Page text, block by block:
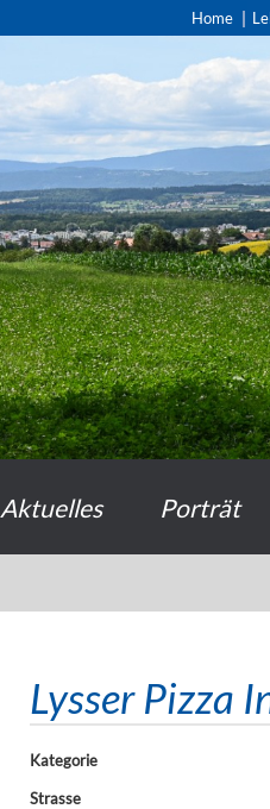
Home
Aktuelles Porträt
Lysser Pizza
Kategorie
Strasse